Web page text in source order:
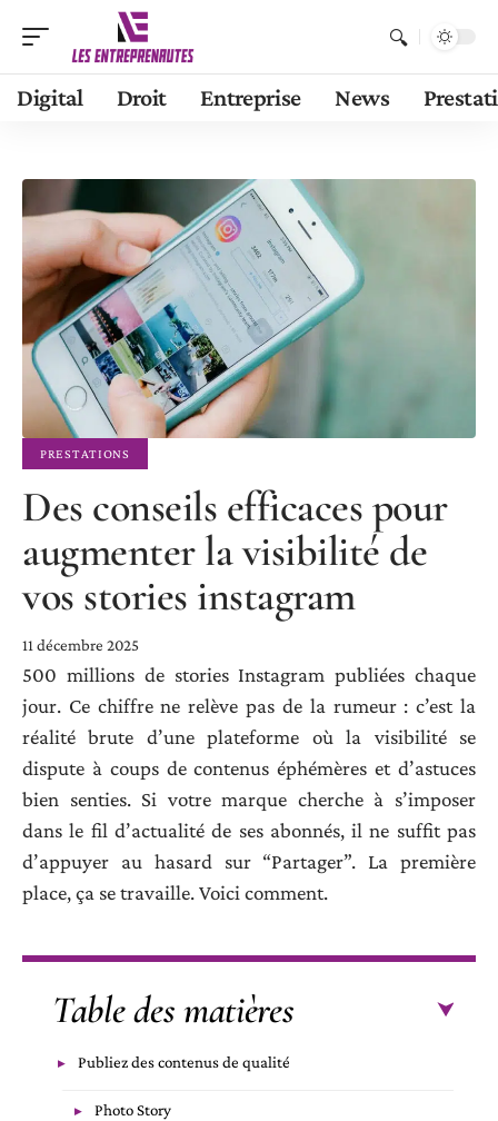
Digital Droit Entreprise News
PRESTATIONS
Des conseils efficaces pour
augmenter la visibilité de
vos stories instagram
11 décembre 2025
500 millions de stories Instagram publiées chaque
jour. Ce chiffre ne relève pas de la rumeur : c’est la
réalité brute d’une plateforme où la visibilité se
dispute à coups de contenus éphémères et d’astuces
bien senties. Si votre marque cherche à s’imposer
dans le fil d’actualité de ses abonnés, il ne suffit pas
d’appuyer au hasard sur “Partager”. La première
place, ça se travaille. Voici comment.
Table des matières
Publiez des contenus de qualité
Photo Story